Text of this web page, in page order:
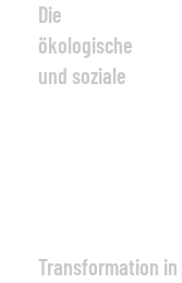
Die
ökologische
und soziale
Transformation